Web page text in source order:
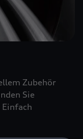
Zubehör
Sie